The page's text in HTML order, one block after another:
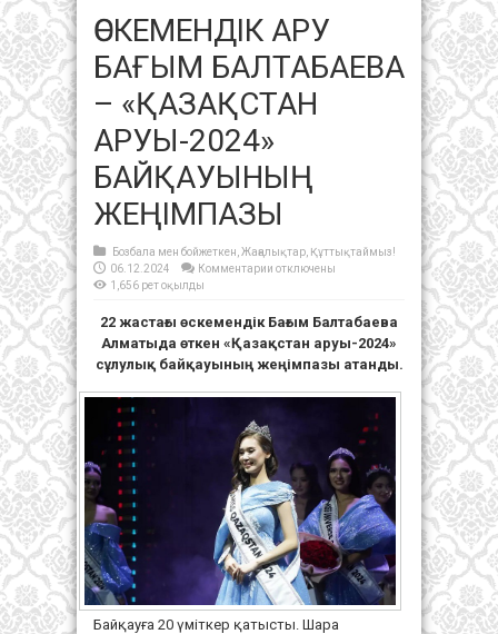
ӨСКЕМЕНДІК АРУ
БАҒЫМ БАЛТАБАЕВА
– «ҚАЗАҚСТАН
АРУЫ-2024»
БАЙҚАУЫНЫҢ
ЖЕҢІМПАЗЫ
Бозбала мен бойжеткен Жаңалықтар Құттықтаймыз!
06.12.2024
Комментарии к
БАҒЫМ
БАЛТАБАЕВА
–
«ҚАЗАҚСТАН
АРУЫ-2024»
ЖЕҢІМПАЗЫ
отключены
1,656 рет оқылды
22 жастағы өскемендік Бағым Балтабаева
Алматыда өткен «Қазақстан аруы-2024»
сұлулық байқауының жеңімпазы атанды.
Байқауға 20 үміткер қатысты. Шара